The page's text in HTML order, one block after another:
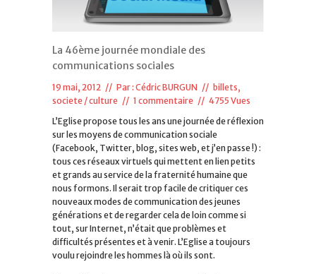
La 46ème journée mondiale des
communications sociales
19 mai, 2012 // Par : Cédric BURGUN // billets,
societe / culture // 1 commentaire // 4755 Vues
L’Eglise propose tous les ans une journée de réflexion
sur les moyens de communication sociale
(Facebook, Twitter, blog, sites web, et j’en passe !) :
tous ces réseaux virtuels qui mettent en lien petits
et grands au service de la fraternité humaine que
nous formons. Il serait trop facile de critiquer ces
nouveaux modes de communication des jeunes
générations et de regarder cela de loin comme si
tout, sur Internet, n’était que problèmes et
difficultés présentes et à venir. L’Eglise a toujours
voulu rejoindre les hommes là où ils sont.